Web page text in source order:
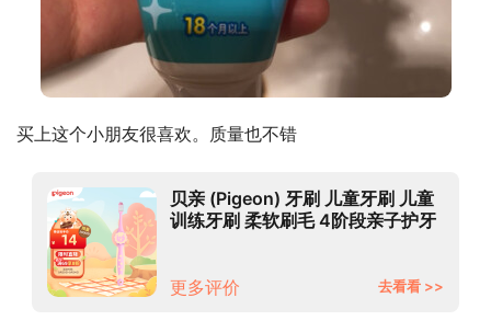
买上这个小朋友很喜欢。质量也不错
贝亲 (Pigeon) 牙刷 儿童牙刷 儿童
训练牙刷 柔软刷毛 4阶段亲子护牙
更多评价
去看看 >>